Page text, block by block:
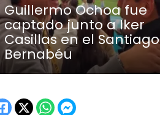
Guillermo Ochoa fue
captado junto a Iker
Casillas en el Santiago
Bernabéu